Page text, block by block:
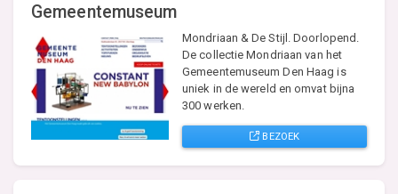
Gemeentemuseum
Mondriaan & De Stijl. Doorlopend.
De collectie Mondriaan van het
Gemeentemuseum Den Haag is
uniek in de wereld en omvat bijna
300 werken.
BEZOEK